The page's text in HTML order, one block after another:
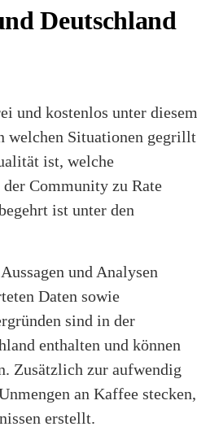
Deutschland
und kostenlos unter diesem
welchen Situationen gegrillt
ist, welche
Community zu Rate
ist unter den
und Analysen
Daten sowie
sind in der
enthalten und können
Zusätzlich zur aufwendig
an Kaffee stecken,
erstellt.